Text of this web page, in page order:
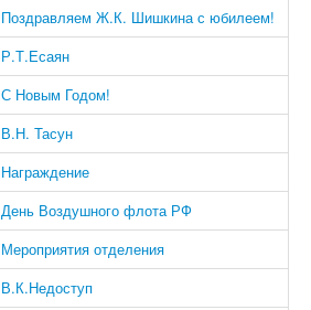
Поздравляем Ж.К. Шишкина с юбилеем!
Р.Т.Есаян
С Новым Годом!
В.Н. Тасун
Награждение
День Воздушного флота РФ
Мероприятия отделения
В.К.Недоступ